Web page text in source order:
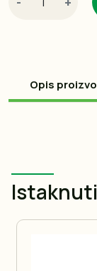
Opis